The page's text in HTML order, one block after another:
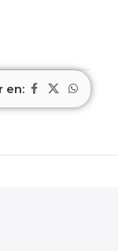
en: